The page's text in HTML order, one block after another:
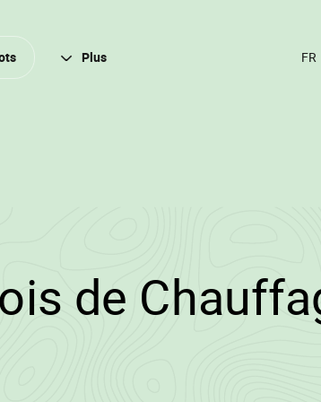
1084/
de
Plus